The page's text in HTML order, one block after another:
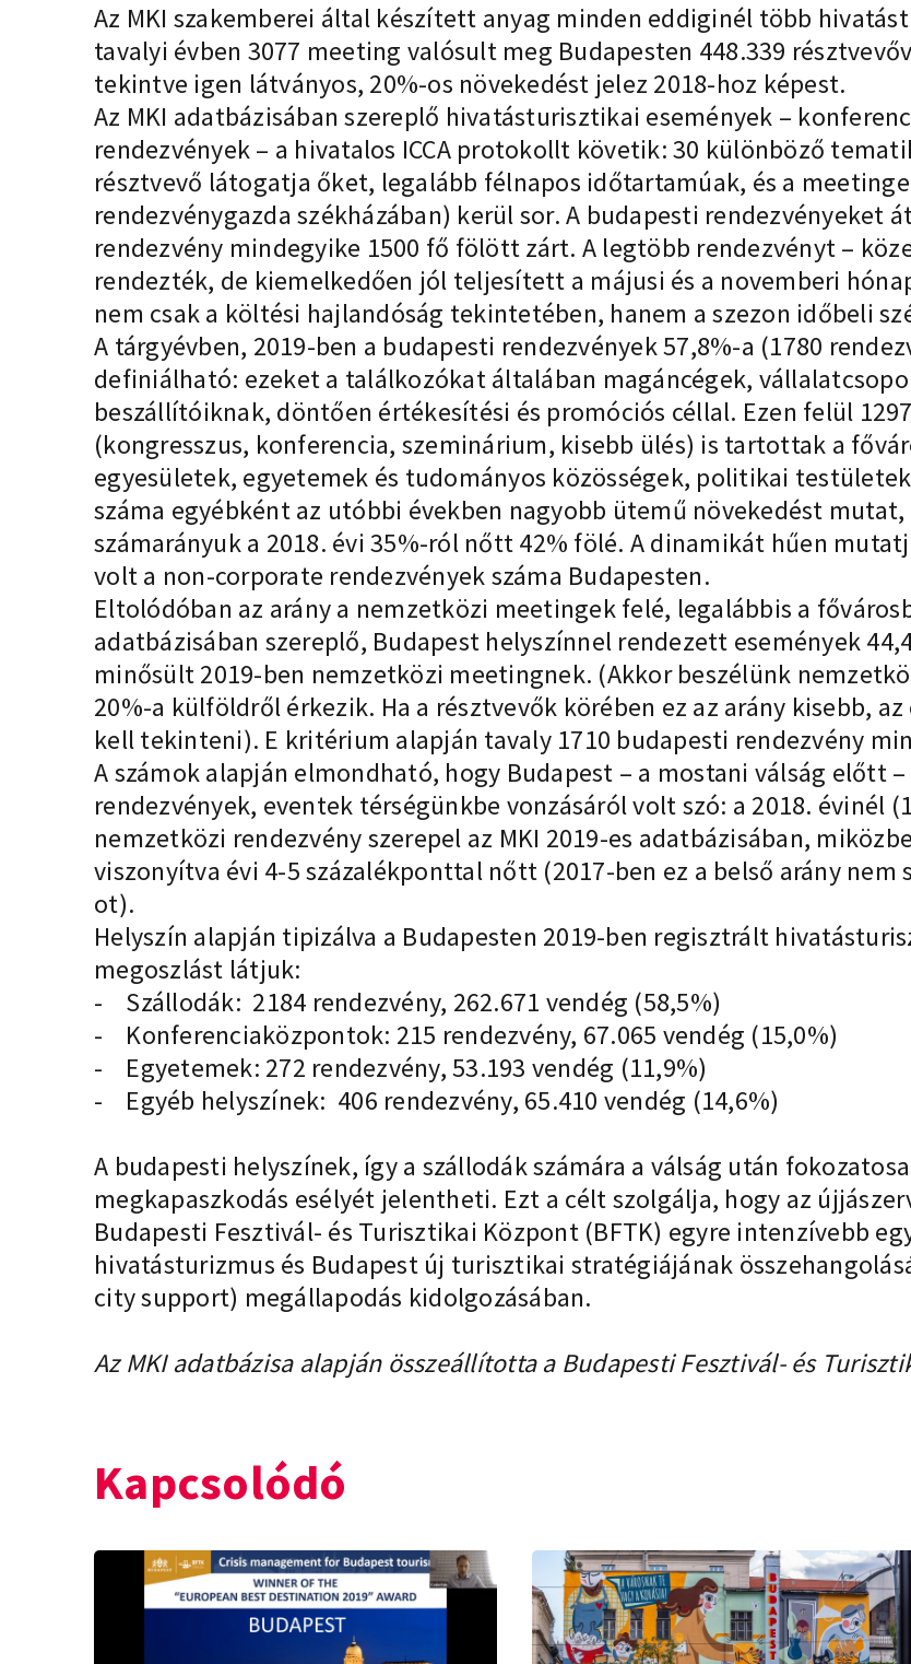
Az MKI szakemberei által készített anyag minden eddiginél több
tavalyi évben 3077 meeting valósult meg Budapesten 448.339
tekintve igen látványos, 20%-os növekedést jelez 2018-hoz képest.
Az MKI adatbázisában szereplő hivatásturisztikai események –
rendezvények – a hivatalos ICCA protokollt követik: 30 különböző
résztvevő látogatja őket, legalább félnapos időtartamúak, és a
rendezvénygazda székházában) kerül sor. A budapesti rendezvényeket
rendezvény mindegyike 1500 fő fölött zárt. A legtöbb rendezvényt –
rendezték, de kiemelkedően jól teljesített a májusi és a novemberi
nem csak a költési hajlandóság tekintetében, hanem a szezon időbeli
A tárgyévben, 2019-ben a budapesti rendezvények 57,8%-a (1780
definiálható: ezeket a találkozókat általában magáncégek,
beszállítóiknak, döntően értékesítési és promóciós céllal. Ezen felül
(kongresszus, konferencia, szeminárium, kisebb ülés) is tartottak a
egyesületek, egyetemek és tudományos közösségek, politikai
száma egyébként az utóbbi években nagyobb ütemű növekedést
számarányuk a 2018. évi 35%-ról nőtt 42% fölé. A dinamikát hűen
volt a non-corporate rendezvények száma Budapesten.
Eltolódóban az arány a nemzetközi meetingek felé, legalábbis a
adatbázisában szereplő, Budapest helyszínnel rendezett események
minősült 2019-ben nemzetközi meetingnek. (Akkor beszélünk
20%-a külföldről érkezik. Ha a résztvevők körében ez az arány kisebb,
kell tekinteni). E kritérium alapján tavaly 1710 budapesti rendezvény
A számok alapján elmondható, hogy Budapest – a mostani válság előtt
rendezvények, eventek térségünkbe vonzásáról volt szó: a 2018. évinél
nemzetközi rendezvény szerepel az MKI 2019-es adatbázisában,
viszonyítva évi 4-5 százalékponttal nőtt (2017-ben ez a belső arány nem
ot).
Helyszín alapján tipizálva a Budapesten 2019-ben regisztrált
megoszlást látjuk:
- Szállodák: 2184 rendezvény, 262.671 vendég (58,5%)
- Konferenciaközpontok: 215 rendezvény, 67.065 vendég (15,0%)
- Egyetemek: 272 rendezvény, 53.193 vendég (11,9%)
- Egyéb helyszínek: 406 rendezvény, 65.410 vendég (14,6%)
A budapesti helyszínek, így a szállodák számára a válság után
megkapaszkodás esélyét jelentheti. Ezt a célt szolgálja, hogy az
Budapesti Fesztivál- és Turisztikai Központ (BFTK) egyre intenzívebb
hivatásturizmus és Budapest új turisztikai stratégiájának
city support) megállapodás kidolgozásában.
Az MKI adatbázisa alapján összeállította a Budapesti Fesztivál- és
Kapcsolódó